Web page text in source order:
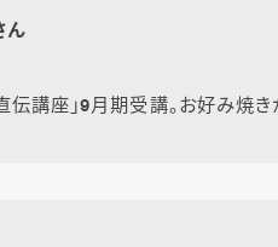
ん
講座」9月期受講。お好み焼き